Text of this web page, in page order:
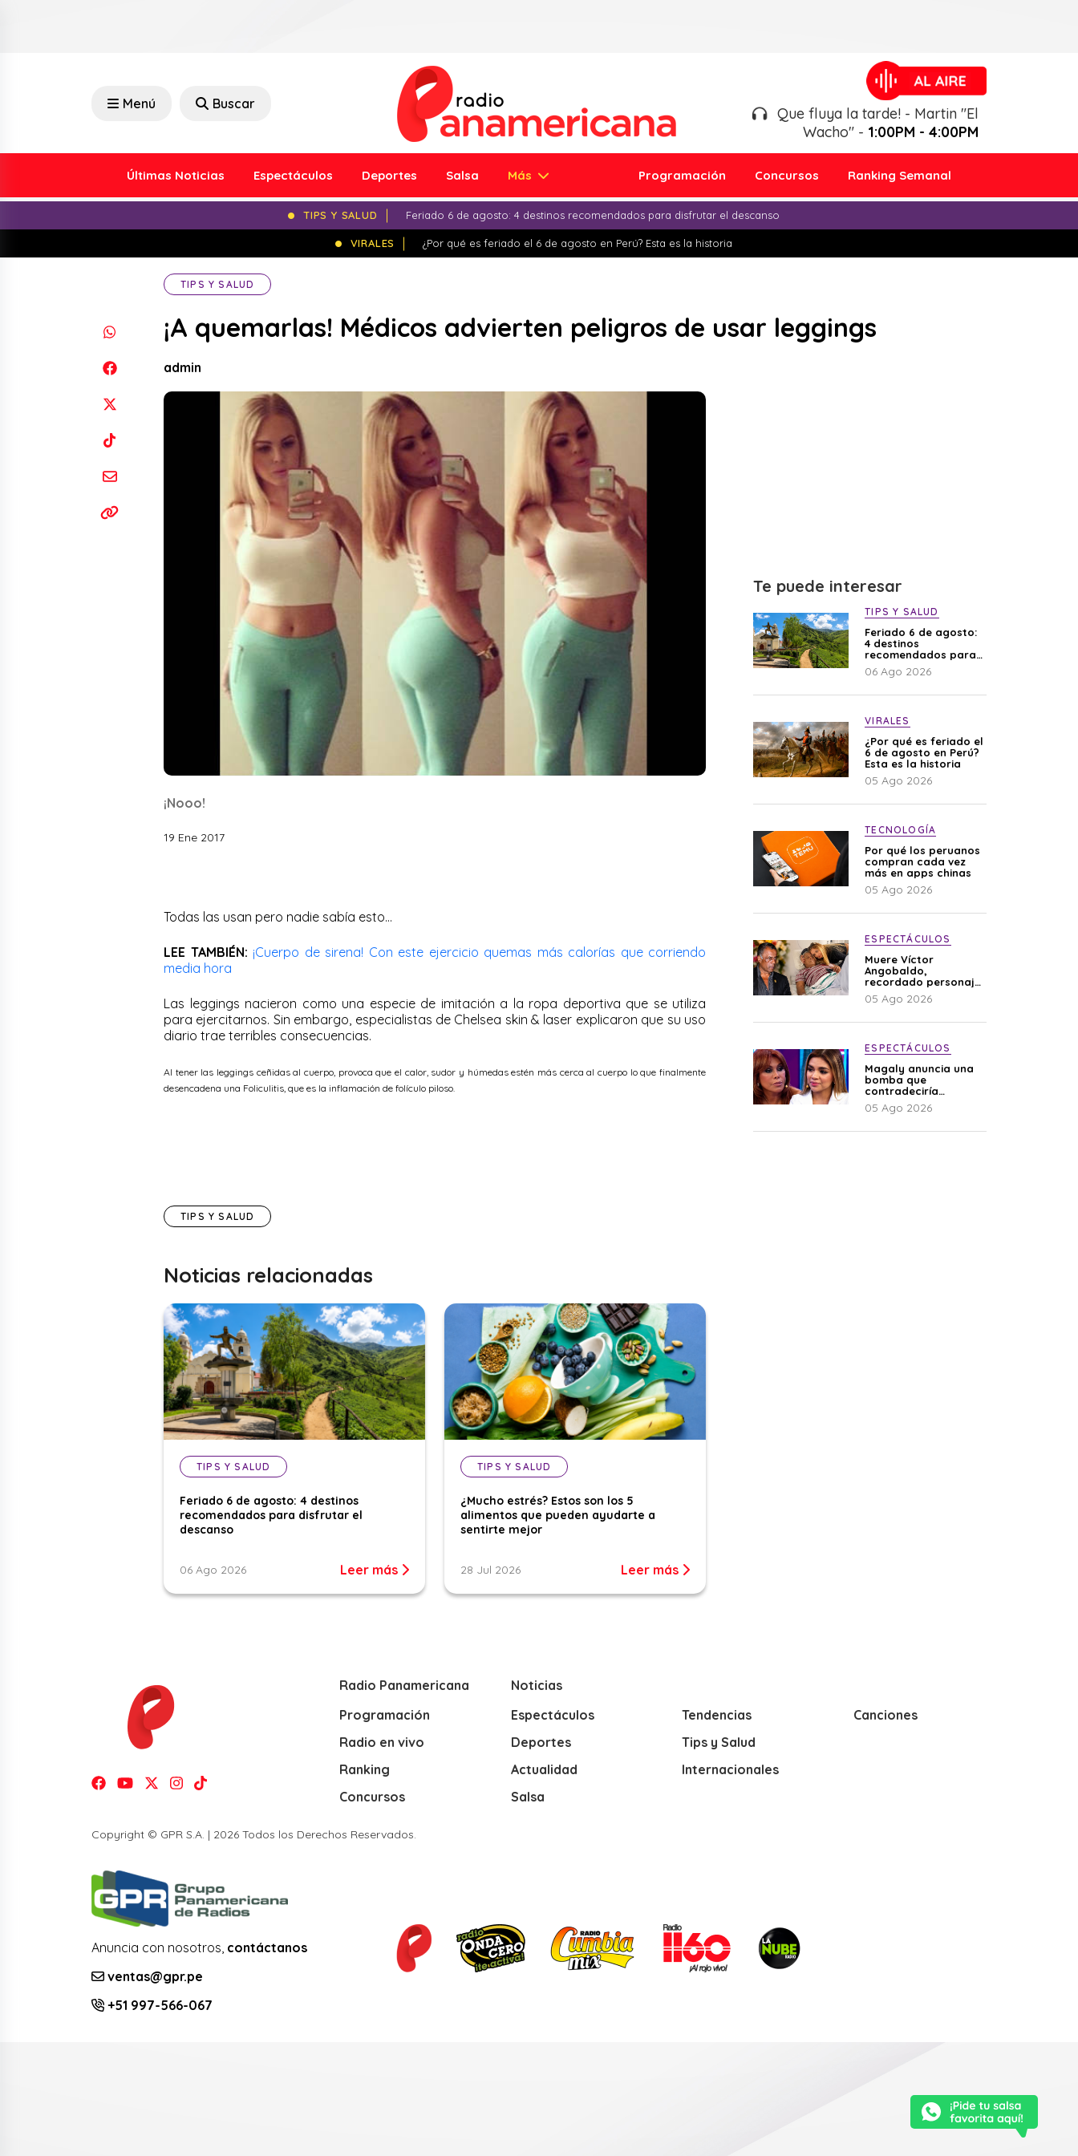
Menú Buscar
Que fluya la tarde! - Martin "El
Wacho" - 1:00PM - 4:00PM
Últimas Noticias Espectáculos Deportes Salsa Más Programación Concursos Ranking Semanal
TIPS Y SALUD Feriado 6 de agosto: 4 destinos recomendados para disfrutar el descanso
VIRALES ¿Por qué es feriado el 6 de agosto en Perú? Esta es la historia
TIPS Y SALUD
¡A quemarlas! Médicos advierten peligros de usar leggings
admin
¡Nooo!
19 Ene 2017
Todas las usan pero nadie sabía esto…
LEE TAMBIÉN: ¡Cuerpo de sirena! Con este ejercicio quemas más calorías que corriendo
media hora
Las leggings nacieron como una especie de imitación a la ropa deportiva que se utiliza
para ejercitarnos. Sin embargo, especialistas de Chelsea skin & laser explicaron que su uso
diario trae terribles consecuencias.
Al tener las leggings ceñidas al cuerpo, provoca que el calor, sudor y húmedas estén más cerca al cuerpo lo que finalmente
desencadena una Foliculitis, que es la inflamación de folículo piloso.
TIPS Y SALUD
Noticias relacionadas
TIPS Y SALUD
Feriado 6 de agosto: 4 destinos
recomendados para disfrutar el
descanso
06 Ago 2026 Leer más
TIPS Y SALUD
¿Mucho estrés? Estos son los 5
alimentos que pueden ayudarte a
sentirte mejor
28 Jul 2026 Leer más
Te puede interesar
TIPS Y SALUD
Feriado 6 de agosto:
4 destinos
recomendados para
disfrutar el descanso
06 Ago 2026
VIRALES
¿Por qué es feriado el
6 de agosto en Perú?
Esta es la historia
05 Ago 2026
TECNOLOGÍA
Por qué los peruanos
compran cada vez
más en apps chinas
05 Ago 2026
ESPECTÁCULOS
Muere Víctor
Angobaldo,
recordado personaje
de la farándula y
expareja de Shirley
05 Ago 2026
ESPECTÁCULOS
Magaly anuncia una
bomba que
contradeciría
comunicado de La
Bella Luz: “Hay un
05 Ago 2026
Radio Panamericana
Programación
Radio en vivo
Ranking
Concursos
Noticias
Espectáculos
Deportes
Actualidad
Salsa
Tendencias
Tips y Salud
Internacionales
Canciones
Copyright © GPR S.A. | 2026 Todos los Derechos Reservados.
Anuncia con nosotros, contáctanos
ventas@gpr.pe
+51 997-566-067